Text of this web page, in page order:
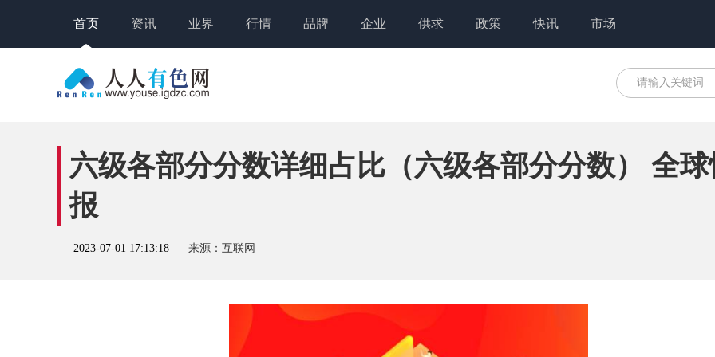
首页 资讯 业界 行情 品牌 企业 供求 政策 快讯 市场
六级各部分分数详细占比（六级各部分分数） 全
报
2023-07-01 17:13:18 来源：互联网